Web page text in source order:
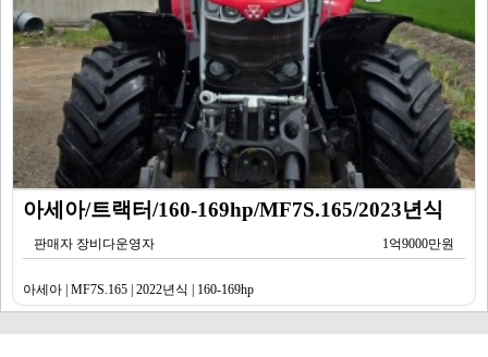
아세아/트랙터/160-169hp/MF7S.165/2023년식
판매자 장비다운영자 1억9000만원
아세아 | MF7S.165 | 2022년식 | 160-169hp